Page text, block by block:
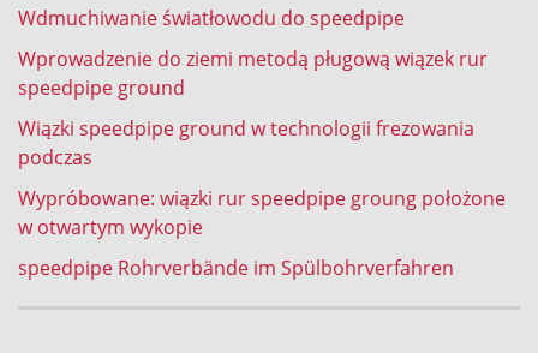
Wdmuchiwanie światłowodu do speedpipe
Wprowadzenie do ziemi metodą pługową wiązek rur
speedpipe ground
Wiązki speedpipe ground w technologii frezowania
podczas
Wypróbowane: wiązki rur speedpipe groung położone
w otwartym wykopie
speedpipe Rohrverbände im Spülbohrverfahren